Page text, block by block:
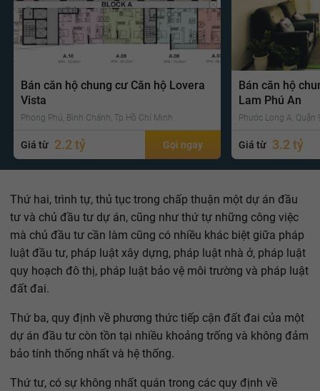
Bán căn hộ chung cư Căn hộ Lovera
Vista
Phong Phú, Bình Chánh, Tp Hồ Chí Minh
Giá từ 2.2 tỷ Gọi ngay
Bán căn hộ
Lam Phú An
Phước Long A, Quận
Giá từ 3.2 tỷ
Thứ hai, trình tự, thủ tục trong chấp thuận một dự án đầu
tư và chủ đầu tư dự án, cũng như thứ tự những công việc
mà chủ đầu tư cần làm cũng có nhiều khác biệt giữa pháp
luật đầu tư, pháp luật xây dựng, pháp luật nhà ở, pháp luật
quy hoạch đô thị, pháp luật bảo vệ môi trường và pháp luật
đất đai.
Thứ ba, quy định về phương thức tiếp cận đất đai của một
dự án đầu tư còn tồn tại nhiều khoảng trống và không đảm
bảo tính thống nhất và hệ thống.
Thứ tư, có sự không nhất quán trong các quy định về